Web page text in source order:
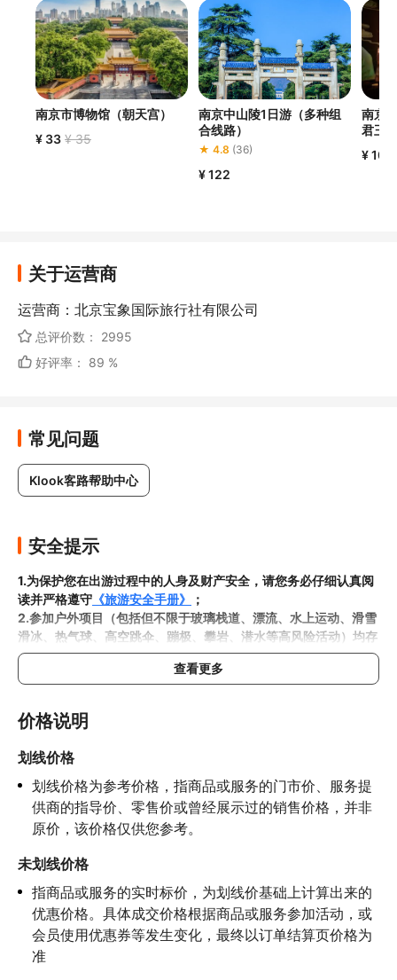
南京市博物馆（朝天宫）
¥ 33 ¥ 35
南京中山陵1日游（多种组
合线路）
★ 4.8 (36)
¥ 122
南京
君王
¥ 106
关于运营商
运营商：北京宝象国际旅行社有限公司
总评价数： 2995
好评率： 89 %
常见问题
Klook客路帮助中心
安全提示
1.为保护您在出游过程中的人身及财产安全，请您务必仔细认真阅
读并严格遵守 《旅游安全手册》
；
2.参加户外项目（包括但不限于玻璃栈道、漂流、水上运动、滑雪
滑冰、热气球、高空跳伞、蹦极、攀岩、潜水等高风险活动）均存
在一定风险，请您在参与相应项目之前充分了解《安全防护指
，在结合自身身体真实状况、年龄等情况并充分参考当地相关
3.禁止孕妇、患有高血压、心脏病等不适合刺激性游玩项目的疾病
患者及严重恐高、体质较弱的游客参加本产品内包含的项目，
隐瞒前述情况参加项目发生意外的，由您本人承担一切责任，因此
给旅行社造成损失的，还需对旅行社进行全额赔偿；
4.因本产品内可能包含多个旅游项目，请您在预订本产品之前与客
服工作人员沟通了解本产品内各项目的准入年龄、准入身高及准入
体重等准入要求，否则预订失败或预订后无法成行的后果由您自行
5.请您在参与项目期间全程穿戴好安全护具，避免发生意外事件；
通，工作人员将会及时为您提供必要支持。
查看更多
价格说明
划线价格
划线价格为参考价格，指商品或服务的门市价、服务提
供商的指导价、零售价或曾经展示过的销售价格，并非
原价，该价格仅供您参考。
未划线价格
指商品或服务的实时标价，为划线价基础上计算出来的
优惠价格。具体成交价格根据商品或服务参加活动，或
会员使用优惠券等发生变化，最终以订单结算页价格为
准